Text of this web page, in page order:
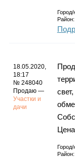
Город/
Район:
18.05.2020,
18:17
№ 248040
Продаю —
Участки и
дачи
Город/
Район: